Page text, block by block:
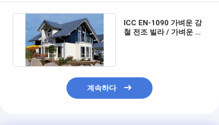
ICC EN-1090 가벼운 강
철 전조 빌라 / 가벼운 강
계속하다